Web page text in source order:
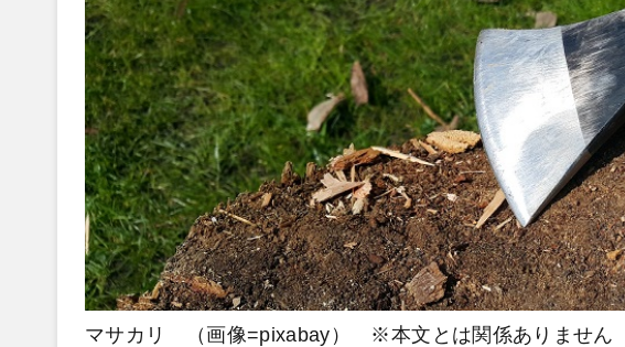
マサカリ （画像=pixabay） ※本文とは関係ありません